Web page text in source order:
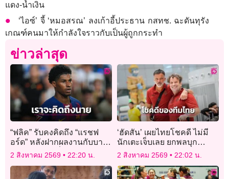
แดง-น้ำเงิน
‘ไอซ์’ จี้ ‘หมอสรณ’ ลงเก้าอี้ประธาน กสทช. ฉะดันทุรัง
เกณฑ์คนมาให้กำลังใจราวกับเป็นผู้ถูกกระทำ
ข่าวล่าสุด
“ฟลิค” รับคงคิดถึง “แรชฟ
อร์ด” หลังฝากผลงานกับบาร์
ซาอย่างยอดเยี่ยม
2 สิงหาคม 2569 22:20 น.
‘ฮัดสัน’ เผยไทยโชคดี ไม่มี
นักเตะเจ็บเลย ยกพลบุก
‘ฟิลิปปินส์’ ต้องชนะ
2 สิงหาคม 2569 22:02 น.